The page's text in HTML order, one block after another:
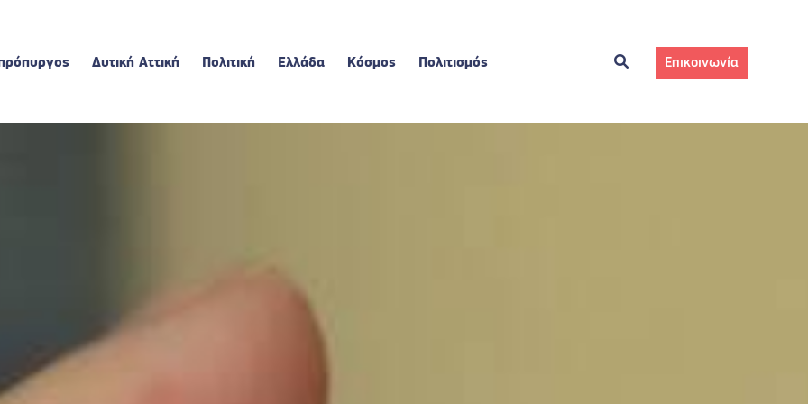
Δυτική Αττική Πολιτική Ελλάδα Κόσμος Πολιτισμός Επικοινωνία